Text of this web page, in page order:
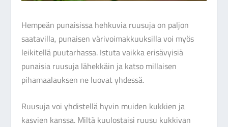
Hempeän punaisissa hehkuvia ruusuja on paljon
saatavilla, punaisen värivoimakkuuksilla voi myös
leikitellä puutarhassa. Istuta vaikka erisävyisiä
punaisia ruusuja lähekkäin ja katso millaisen
pihamaalauksen ne luovat yhdessä.
Ruusuja voi yhdistellä hyvin muiden kukkien ja
kasvien kanssa. Miltä kuulostaisi ruusu kukkivan